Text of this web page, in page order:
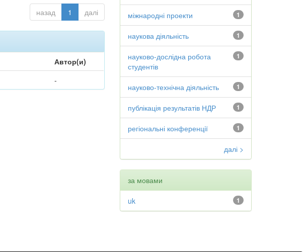
назад 1 далі
Автор(и)
-
1
міжнародні проекти
1
наукова діяльність
1
науково-дослідна робота
студентів
1
науково-технічна діяльність
1
публікація результатів НДР
1
регіональні конференції
далі >
за мовами
1
uk